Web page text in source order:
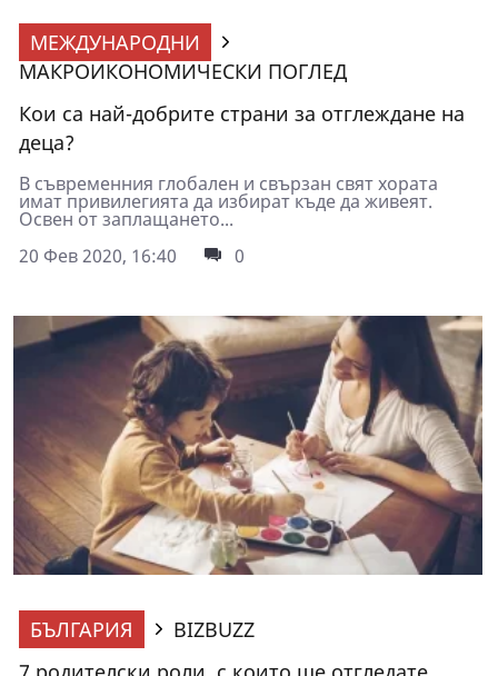
МЕЖДУНАРОДНИ
МАКРОИКОНОМИЧЕСКИ ПОГЛЕД
Кои са най-добрите страни за отглеждане на
деца?
В съвременния глобален и свързан свят хората
имат привилегията да избират къде да живеят.
Освен от заплащането...
20 Фев 2020, 16:40
0
БЪЛГАРИЯ
BIZBUZZ